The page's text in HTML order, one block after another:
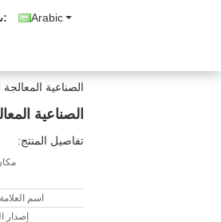
Arabic
الصناعية
الصناعية
تفاصيل المنتج:
اسم
إصدار